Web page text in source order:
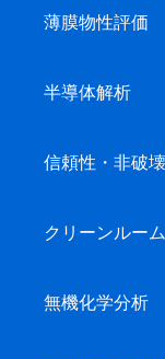
薄膜物性評価
半導体解析
信頼性・非破
クリーンルー
無機化学分析